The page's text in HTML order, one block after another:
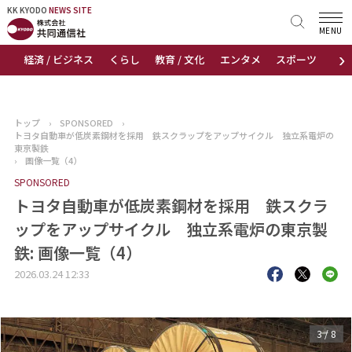
KK KYODO NEWS SITE
›
経済 / ビジネス くらし 教育 / 文化 エンタメ スポーツ 地域
MENU
KK KYODONEWS SITE
トップページ
ニュース
おすすめコンテンツ
出版物
会社概要
トップ › SPONSORED
›
トヨタ自動車が低炭素鋼材を採用 鉄スクラップをアップサイクル 独立系電炉の
東京製鉄
›
画像一覧（4）
SPONSORED
トヨタ自動車が低炭素鋼材を採用 鉄スクラ
ップをアップサイクル 独立系電炉の東京製
鉄: 画像一覧（4）
2026.03.24 12:33
3/ 8